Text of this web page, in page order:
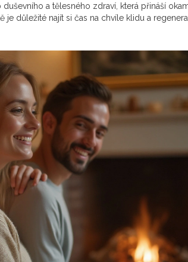
a tělesného zdraví, která přináší
důležité najít si čas na chvíle klidu a